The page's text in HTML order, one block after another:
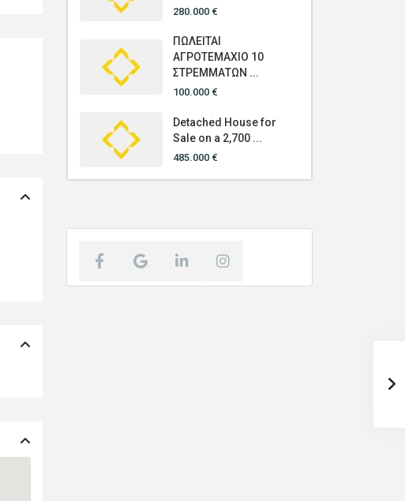
280.000 €
ΠΩΛΕΙΤΑΙ
ΑΓΡΟΤΕΜΑΧΙΟ 10
ΣΤΡΕΜΜΑΤΩΝ ...
100.000 €
Detached House for
Sale on a 2,700 ...
485.000 €